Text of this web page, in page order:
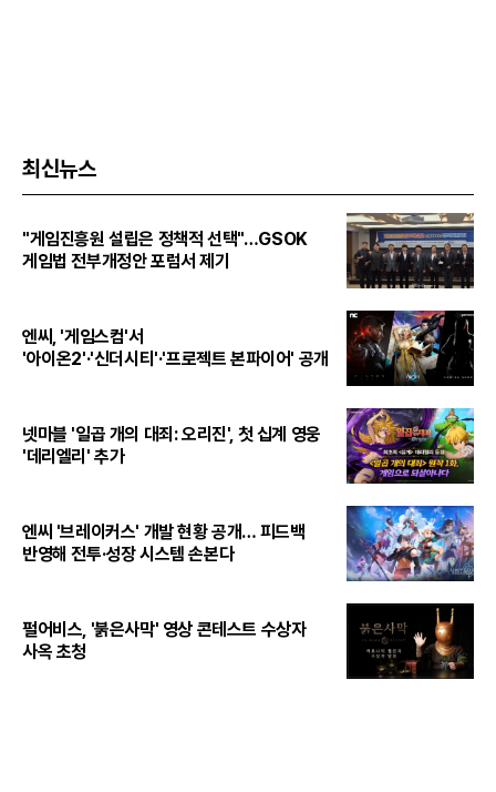
최신뉴스
"게임진흥원 설립은 정책적 선택"…GSOK
게임법 전부개정안 포럼서 제기
엔씨, '게임스컴'서
'아이온2'·'신더시티'·'프로젝트 본파이어' 공개
넷마블 '일곱 개의 대죄: 오리진', 첫 십계 영웅
'데리엘리' 추가
엔씨 '브레이커스' 개발 현황 공개… 피드백
반영해 전투·성장 시스템 손본다
펄어비스, '붉은사막' 영상 콘테스트 수상자
사옥 초청